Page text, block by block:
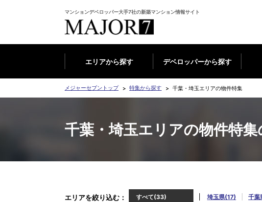
マンションデベロッパー大手7社の新築マンション情報サイト
エリアから探す デベロッパーから探す
メジャーセブントップ 特集から探す 千葉・埼玉エリアの物件特集
千葉・埼玉エリアの物件特
エリアを絞り込む すべて(33) 埼玉県(17) 千葉